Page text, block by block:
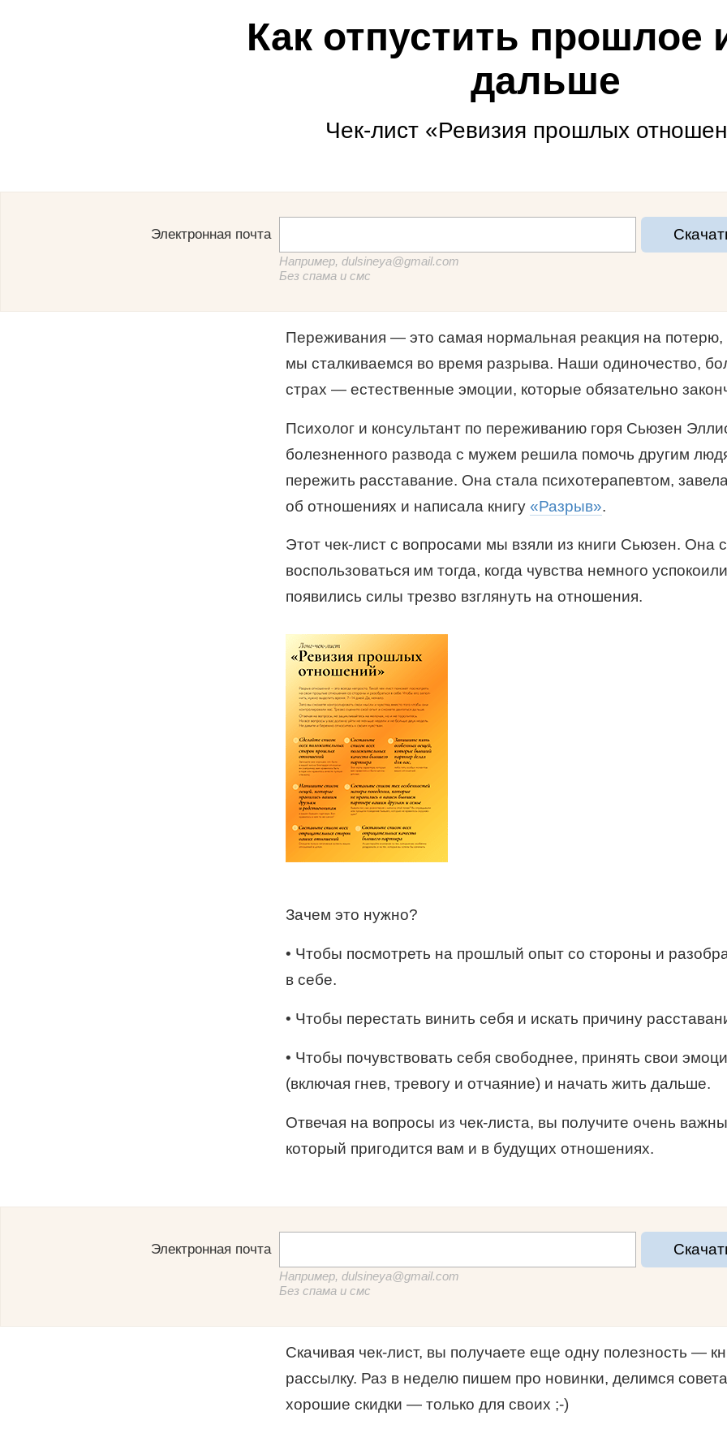
Как отпустить прошлое
дальше
Чек-лист «Ревизия прошлых
Электронная почта
Например, dulsineya@gmail.com
Без спама и смс
Переживания — это самая нормальная реакция на потерю,
мы сталкиваемся во время разрыва. Наши одиночество,
страх — естественные эмоции, которые обязательно
Психолог и консультант по переживанию горя Сьюзен
болезненного развода с мужем решила помочь другим
пережить расставание. Она стала психотерапевтом,
об отношениях и написала книгу «Разрыв».
Этот чек-лист с вопросами мы взяли из книги Сьюзен. Она
воспользоваться им тогда, когда чувства немного
появились силы трезво взглянуть на отношения.
Зачем это нужно?
• Чтобы посмотреть на прошлый опыт со стороны и
в себе.
• Чтобы перестать винить себя и искать причину
• Чтобы почувствовать себя свободнее, принять свои
(включая гнев, тревогу и отчаяние) и начать жить дальше.
Отвечая на вопросы из чек-листа, вы получите очень
который пригодится вам и в будущих отношениях.
Электронная почта
Например, dulsineya@gmail.com
Без спама и смс
Скачивая чек-лист, вы получаете еще одну полезность —
рассылку. Раз в неделю пишем про новинки, делимся
хорошие скидки — только для своих ;-)